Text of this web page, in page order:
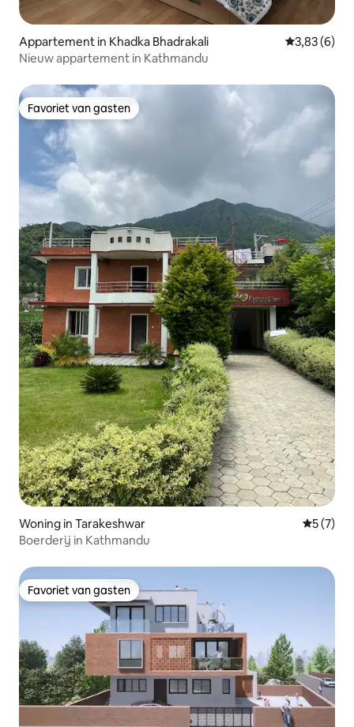
Appartement in Khadka Bhadrakali
3,83 (6)
Nieuw appartement in Kathmandu
Favoriet van gasten
Favoriet van gasten
Woning in Tarakeshwar
5 (7)
Boerderij in Kathmandu
Favoriet van gasten
Favoriet van gasten